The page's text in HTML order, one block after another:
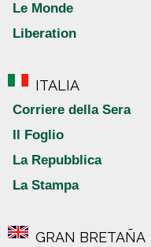
Le Monde
Liberation
ITALIA
Corriere della Sera
Il Foglio
La Repubblica
La Stampa
GRAN BRETAÑA